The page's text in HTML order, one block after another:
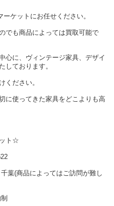
ケットにお任せください。
でも商品によっては買取可能で
心に、ヴィンテージ家具、デザイ
しております。
ください。
に使ってきた家具をどこよりも高
ト☆
葉(商品によってはご訪問が難し